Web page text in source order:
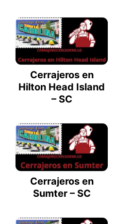
Cerrajeros en
Hilton Head Island
– SC
Cerrajeros en
Sumter – SC